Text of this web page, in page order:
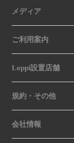
メディア
ご利用案内
Loppi設置店舗
規約・その他
会社情報